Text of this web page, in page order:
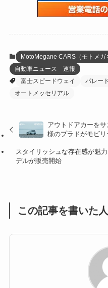
(109)
(5) (5)
(32)
(60)
(38)
(59)
(36)
(1)
(1)
(16)
(1)
(55)
MotoMegane CARS（モトメ
自動車ニュース 速報
富士スピードウェイ
パレー
オートメッセリアル
アウトドアカーを
様のプラドがモビ
スタイリッシュな存在感が魅
デルが販売開始
この記事を書いた人